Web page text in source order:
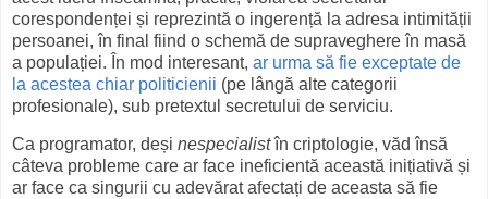
corespondenței și reprezintă o ingerență la adresa intimității
persoanei, în final fiind o schemă de supraveghere în masă
a populației. În mod interesant, ar urma să fie exceptate de
la acestea chiar politicienii (pe lângă alte categorii
profesionale), sub pretextul secretului de serviciu.
Ca programator, deși nespecialistîn criptologie, văd însă
câteva probleme care ar face ineficientă această inițiativă și
ar face ca singurii cu adevărat afectați de aceasta să fie